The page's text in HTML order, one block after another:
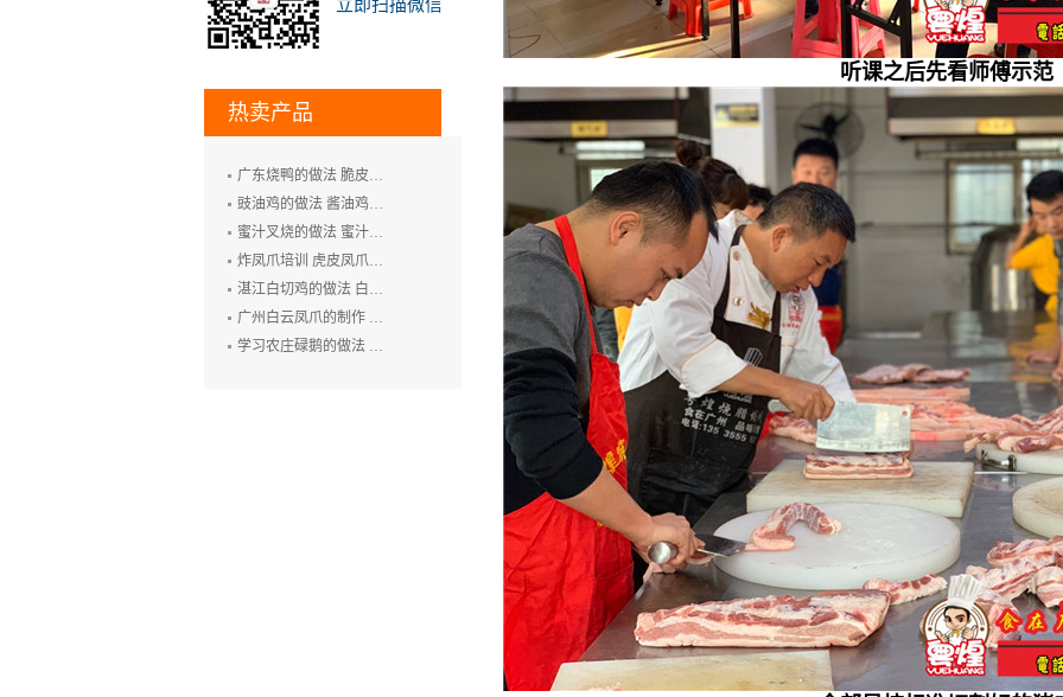
立即扫描微信
热卖产品
广东烧鸭的做法 脆皮烧鸭培训 广州烤鸭技术培训 烧腊培训
豉油鸡的做法 酱油鸡的制作方法 玫瑰露豉油鸡培训
蜜汁叉烧的做法 蜜汁叉烧的制作方法 叉烧肉培训 烧排骨培训
炸凤爪培训 虎皮凤爪的做法 豉汁凤爪的制作 鲍汁凤爪培训
湛江白切鸡的做法 白切鸡培训 廉江白斩鸡培训 粤式烧卤技术培训
广州白云凤爪的制作 白云猪手的做法 广式烧卤培训
学习农庄碌鹅的做法 禄鹅的制作方法 碌鹅培训
听课之后先看师傅示范